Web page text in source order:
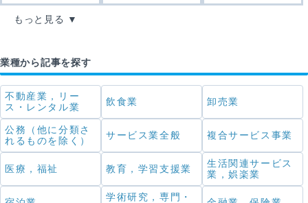
もっと見る
業種から記事を探す
不動産業，リー
ス・レンタル業
飲食業 卸売業
公務（他に分類さ
れるものを除く）
サービス業全般 複合サービス事業
医療，福祉 教育，学習支援業
生活関連サービス
業，娯楽業
学術研究，専門・